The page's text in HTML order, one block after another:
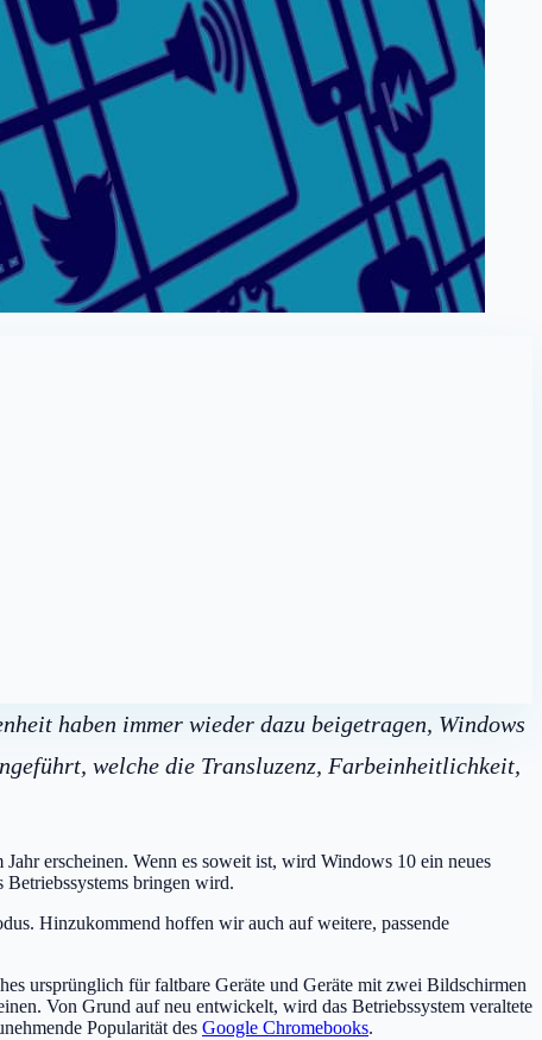
haben immer wieder dazu beigetragen, Windows
welche die Transluzenz, Farbeinheitlichkeit,
erscheinen. Wenn es soweit ist, wird Windows 10 ein neues
bringen wird.
Hinzukommend hoffen wir auch auf weitere, passende
ursprünglich für faltbare Geräte und Geräte mit zwei Bildschirmen
Von Grund auf neu entwickelt, wird das Betriebssystem veraltete
Popularität des Google Chromebooks.